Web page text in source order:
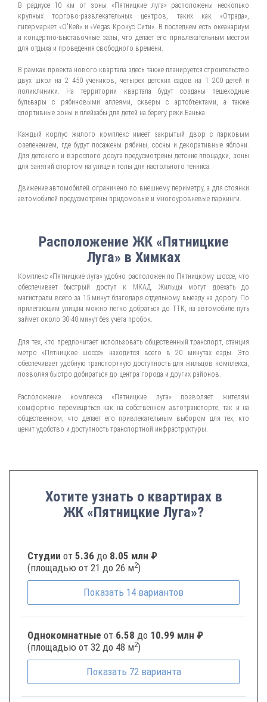
В радиусе 10 км от зоны «Пятницкие луга» расположены несколько
крупных торгово-развлекательных центров, таких как «Отрада»,
гипермаркет «О'Кей» и «Vegas Крокус Сити». В последнем есть океанариум
и концертно-выставочные залы, что делает его привлекательным местом
для отдыха и проведения свободного времени.
В рамках проекта нового квартала здесь также планируется строительство
двух школ на 2 450 учеников, четырех детских садов на 1 200 детей и
поликлиники. На территории квартала будут созданы пешеходные
бульвары с рябиновыми аллеями, скверы с артобъектами, а также
спортивные зоны и плейхабы для детей на берегу реки Банька.
Каждый корпус жилого комплекс имеет закрытый двор с парковым
озеленением, где будут посажены рябины, сосны и декоративные яблони.
Для детского и взрослого досуга предусмотрены детские площадки, зоны
для занятий спортом на улице и толы для настольного тенниса.
Движение автомобилей ограничено по внешнему периметру, а для стоянки
автомобилей предусмотрены придомовые и многоуровневые паркинги.
Расположение ЖК «Пятницкие
Луга» в Химках
Комплекс «Пятницкие луга» удобно расположен по Пятницкому шоссе, что
обеспечивает быстрый доступ к МКАД. Жильцы могут доехать до
магистрали всего за 15 минут благодаря отдельному выезду на дорогу. По
прилегающим улицам можно легко добраться до ТТК, на автомобиле путь
займет около 30-40 минут без учета пробок.
Для тех, кто предпочитает использовать общественный транспорт, станция
метро «Пятницкое шоссе» находится всего в 20 минутах езды. Это
обеспечивает удобную транспортную доступность для жильцов комплекса,
позволяя быстро добираться до центра города и других районов.
Расположение комплекса «Пятницкие луга» позволяет жителям
комфортно перемещаться как на собственном автотранспорте, так и на
общественном, что делает его привлекательным выбором для тех, кто
ценит удобство и доступность транспортной инфраструктуры.
Хотите узнать о квартирах в
ЖК «Пятницкие Луга»?
Студии от 5.36 до 8.05 млн ₽
(площадью от 21 до 26 м2)
Показать 14 вариантов
Однокомнатные от 6.58 до 10.99 млн ₽
(площадью от 32 до 48 м2)
Показать 72 варианта